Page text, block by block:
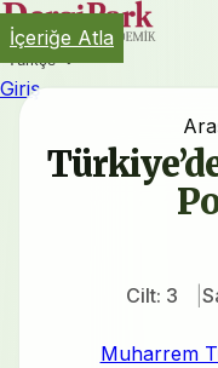
Türkçe
Giriş
Cilt: 3
Muharrem
İçeriğe Atla